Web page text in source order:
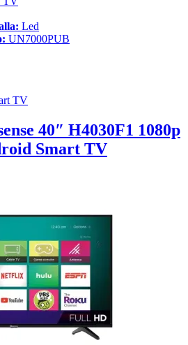
Led
UN7000PUB
TV
40″ H4030F1 1080p
Smart TV